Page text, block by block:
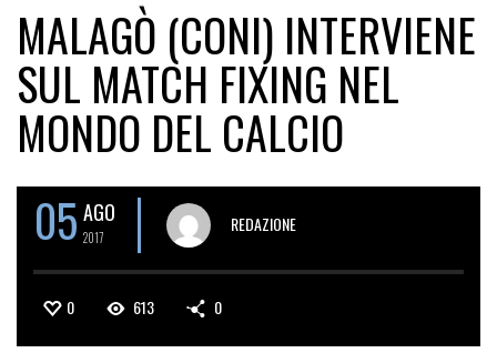
MALAGÒ (CONI) INTERVIENE
SUL MATCH FIXING NEL
MONDO DEL CALCIO
05 AGO
2017
REDAZIONE
0 613 0